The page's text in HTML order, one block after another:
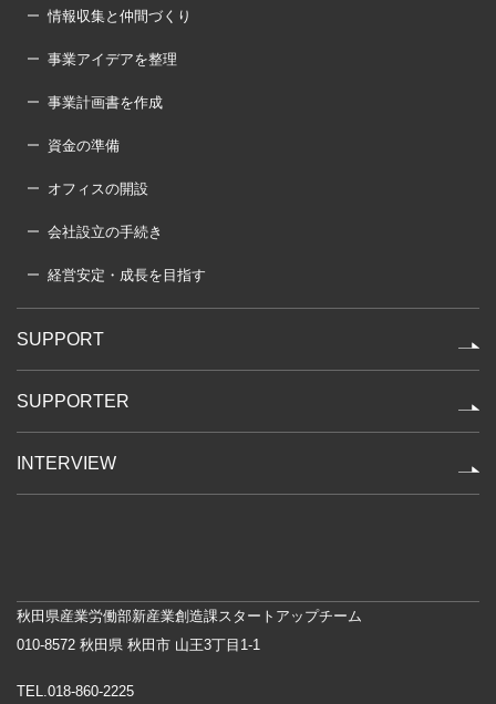
情報収集と仲間づくり
事業アイデアを整理
事業計画書を作成
資金の準備
オフィスの開設
会社設立の手続き
経営安定・成長を目指す
SUPPORT
SUPPORTER
INTERVIEW
秋田県産業労働部新産業創造課スタートアップチーム
010-8572 秋田県 秋田市 山王3丁目1-1
TEL.018-860-2225